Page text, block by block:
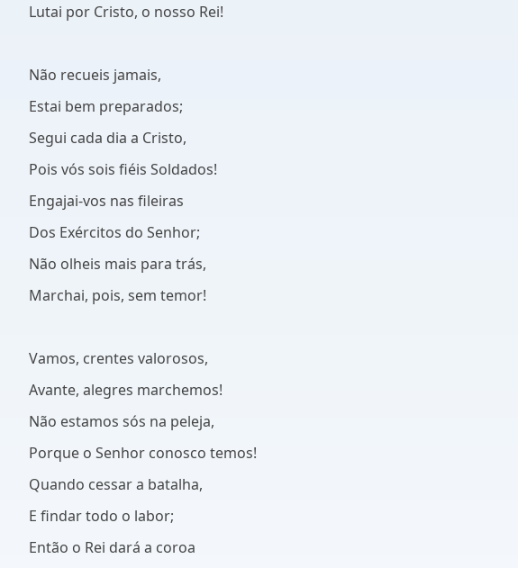
Lutai por Cristo, o nosso Rei!
Não recueis jamais,
Estai bem preparados;
Segui cada dia a Cristo,
Pois vós sois fiéis Soldados!
Engajai-vos nas fileiras
Dos Exércitos do Senhor;
Não olheis mais para trás,
Marchai, pois, sem temor!
Vamos, crentes valorosos,
Avante, alegres marchemos!
Não estamos sós na peleja,
Porque o Senhor conosco temos!
Quando cessar a batalha,
E findar todo o labor;
Então o Rei dará a coroa